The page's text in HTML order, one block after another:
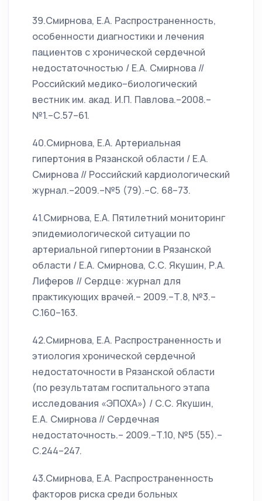
39.Смирнова, Е.А. Распространенность,
особенности диагностики и лечения
пациентов с хронической сердечной
недостаточностью / Е.А. Смирнова //
Российский медико–биологический
вестник им. акад. И.П. Павлова.–2008.–
№1.–С.57–61.
40.Смирнова, Е.А. Артериальная
гипертония в Рязанской области / Е.А.
Смирнова // Российский кардиологический
журнал.–2009.–№5 (79).–С. 68–73.
41.Смирнова, Е.А. Пятилетний мониторинг
эпидемиологической ситуации по
артериальной гипертонии в Рязанской
области / Е.А. Смирнова, С.С. Якушин, Р.А.
Лиферов // Сердце: журнал для
практикующих врачей.– 2009.–Т.8, №3.–
С.160–163.
42.Смирнова, Е.А. Распространенность и
этиология хронической сердечной
недостаточности в Рязанской области
(по результатам госпитального этапа
исследования «ЭПОХА») / С.С. Якушин,
Е.А. Смирнова // Сердечная
недостаточность.– 2009.–Т.10, №5 (55).–
С.244–247.
43.Смирнова, Е.А. Распространенность
факторов риска среди больных